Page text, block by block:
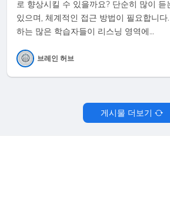
로 향상시킬 수 있을까요? 단순히 많이
있으며, 체계적인 접근 방법이 필요합니다
하는 많은 학습자들이 리스닝 영역에…
브레인 허브
게시물 더보기